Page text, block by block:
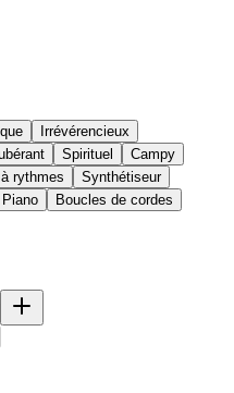
Irrévérencieux
Spirituel
Campy
rythmes
Synthétiseur
Piano
Boucles de cordes